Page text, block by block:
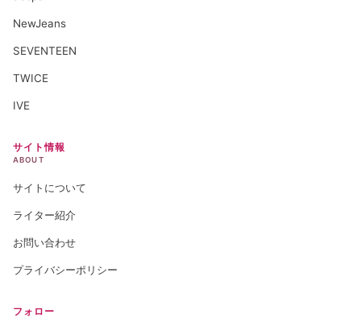
NewJeans
SEVENTEEN
TWICE
IVE
サイト情報
ABOUT
サイトについて
ライター紹介
お問い合わせ
プライバシーポリシー
フォロー